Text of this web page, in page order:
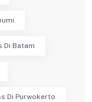
Di Batam
Di Purwokerto